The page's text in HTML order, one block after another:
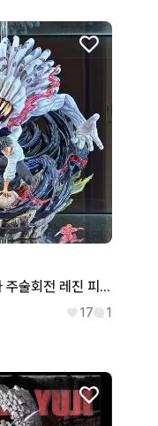
YOYO 옷코츠 유타 주술회전 레진 피규어 사멸회유 특급 고죠
17 1